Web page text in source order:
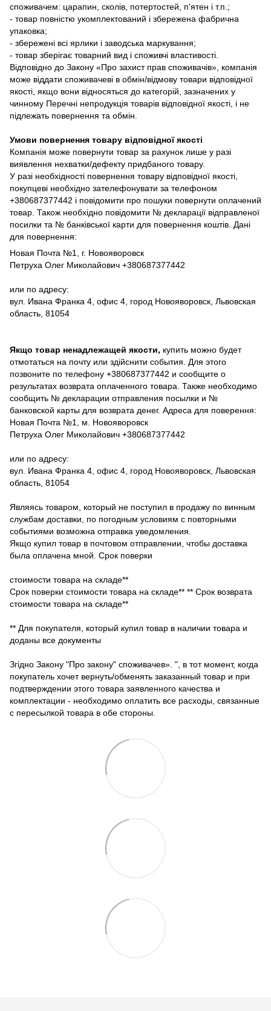
споживачем: царапин, сколів, потертостей, п'ятен і т.п.;
- товар повністю укомплектований і збережена фабрична
упаковка;
- збережені всі ярлики і заводська маркування;
- товар зберігає товарний вид і споживчі властивості.
Відповідно до Закону «Про захист прав споживачів», компанія
може віддати споживачеві в обмін/відмову товари відповідної
якості, якщо вони відносяться до категорій, зазначених у
чинному Перечні непродукція товарів відповідної якості, і не
підлежать повернення та обмін.
Умови повернення товару відповідної якості
Компанія може повернути товар за рахунок лише у разі
виявлення нехватки/дефекту придбаного товару.
У разі необхідності повернення товару відповідної якості,
покупцеві необхідно зателефонувати за телефоном
+380687377442 і повідомити про пошуки повернути оплачений
товар. Також необхідно повідомити № декларації відправленої
посилки та № банківської карти для повернення коштів. Дані
для повернення:
Новая Почта №1, г. Новояворовск
Петруха Олег Миколайович +380687377442
или по адресу:
вул. Ивана Франка 4, офис 4, город Новояворовск, Львовская
область, 81054
Якщо товар ненадлежащей якости, купить можно будет
отмотаться на почту или здійснити события. Для этого
позвоните по телефону +380687377442 и сообщите о
результатах возврата оплаченного товара. Также необходимо
сообщить № декларации отправления посылки и №
банковской карты для возврата денег. Адреса для поверення:
Новая Почта №1, м. Новояворовск
Петруха Олег Миколайович +380687377442
или по адресу:
вул. Ивана Франка 4, офис 4, город Новояворовск, Львовская
область, 81054
Являясь товаром, который не поступил в продажу по винным
службам доставки, по погодным условиям с повторными
событиями возможна отправка уведомления.
Якщо купил товар в почтовом отправлении, чтобы доставка
была оплачена мной. Срок поверки
стоимости товара на складе**
Срок поверки стоимости товара на складе** ** Срок возврата
стоимости товара на складе**
** Для покупателя, который купил товар в наличии товара и
доданы все документы
Згідно Закону "Про закону" споживачев». ", в тот момент, когда
покупатель хочет вернуть/обменять заказанный товар и при
подтверждении этого товара заявленного качества и
комплектации - необходимо оплатить все расходы, связанные
с пересылкой товара в обе стороны.